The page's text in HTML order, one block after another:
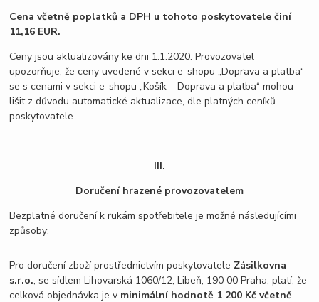
Cena včetně poplatků a DPH u tohoto poskytovatele činí
11,16 EUR.
Ceny jsou aktualizovány ke dni 1.1.2020. Provozovatel
upozorňuje, že ceny uvedené v sekci e-shopu „Doprava a platba“
se s cenami v sekci e-shopu „Košík – Doprava a platba“ mohou
lišit z důvodu automatické aktualizace, dle platných ceníků
poskytovatele.
III.
Doručení hrazené provozovatelem
Bezplatné doručení k rukám spotřebitele je možné následujícími
způsoby:
Pro doručení zboží prostřednictvím poskytovatele Zásilkovna
s.r.o., se sídlem Lihovarská 1060/12, Libeň, 190 00 Praha, platí, že
celková objednávka je v minimální hodnotě 1 200 Kč včetně